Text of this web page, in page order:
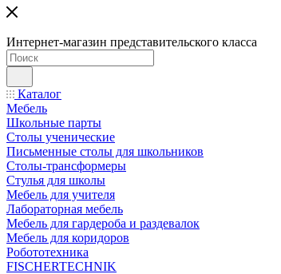
Интернет-магазин представительского класса
Каталог
Мебель
Школьные парты
Столы ученические
Письменные столы для школьников
Столы-трансформеры
Стулья для школы
Мебель для учителя
Лабораторная мебель
Мебель для гардероба и раздевалок
Мебель для коридоров
Робототехника
FISCHERTECHNIK